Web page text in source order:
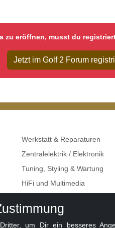
zu eröffnen, musst du
Jetzt im Golf 2 Forum
Werkstatt & Reparaturen
Zentralelektrik / Elektronik
Tuning, Styling & Wartung
HiFi und Multimedia
um Dir ein besseres